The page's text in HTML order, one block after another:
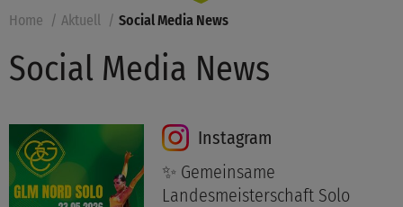
Home Aktuell Social Media News
Social Media News
Instagram
✨ Gemeinsame
Landesmeisterschaft Solo